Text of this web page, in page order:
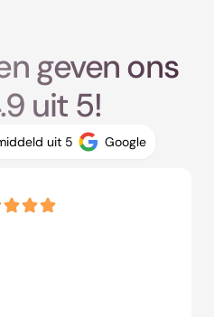
geven ons
uit 5!
uit 5 Google